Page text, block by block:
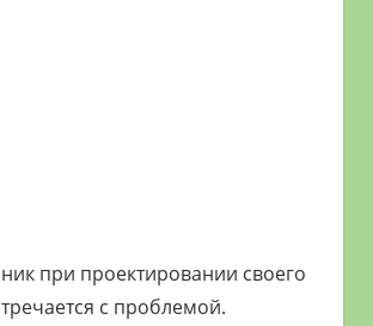
при проектировании своего
с проблемой.